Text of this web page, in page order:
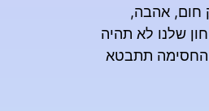
חום, אהבה,
שלנו לא תהיה
החסימה תתבטא